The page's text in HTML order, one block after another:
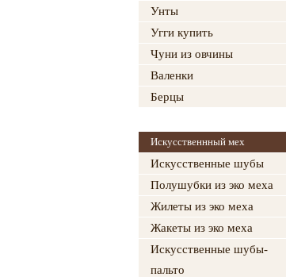
Унты
Угги купить
Чуни из овчины
Валенки
Берцы
Искусственнный мех
Искусственные шубы
Полушубки из эко меха
Жилеты из эко меха
Жакеты из эко меха
Искусственные шубы-
пальто